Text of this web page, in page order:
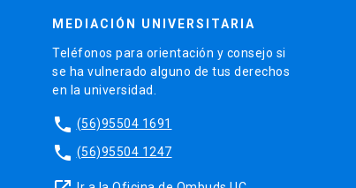
MEDIACIÓN UNIVERSITARIA
Teléfonos para orientación y consejo si
se ha vulnerado alguno de tus derechos
en la universidad.
phone (56)95504 1691
phone (56)95504 1247